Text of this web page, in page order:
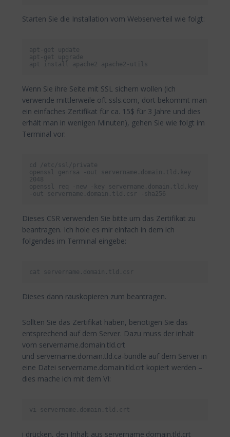
Starten Sie die Installation vom Webserverteil wie folgt:
apt-get update
apt-get upgrade
apt install apache2 apache2-utils
Wenn Sie ihre Seite mit SSL sichern wollen (ich
verwende mittlerweile oft ssls.com, dort bekommt man
ein einfaches Zertifikat für ca. 15$ für 3 Jahre und dies
erhält man in wenigen Minuten), gehen Sie wie folgt im
Terminal vor:
cd /etc/ssl/private
openssl genrsa -out servername.domain.tld.key
2048
openssl req -new -key servername.domain.tld.key
-out servername.domain.tld.csr -sha256
Dieses CSR verwenden Sie bitte um das Zertifikat zu
beantragen. Ich hole es mir einfach in dem ich
folgendes im Terminal eingebe:
cat servername.domain.tld.csr
Dieses dann rauskopieren zum beantragen.
Sollten Sie das Zertifikat haben, benötigen Sie das
entsprechend auf dem Server. Dazu muss der inhalt
vom servername.domain.tld.crt
und servername.domain.tld.ca-bundle auf dem Server in
eine Datei servername.domain.tld.crt kopiert werden –
dies mache ich mit dem VI:
vi servername.domain.tld.crt
i drücken, den Inhalt aus servername.domain.tld.crt